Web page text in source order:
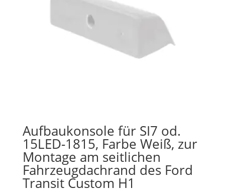
Aufbaukonsole für SI7 od.
15LED-1815, Farbe Weiß, zur
Montage am seitlichen
Fahrzeugdachrand des Ford
Transit Custom H1